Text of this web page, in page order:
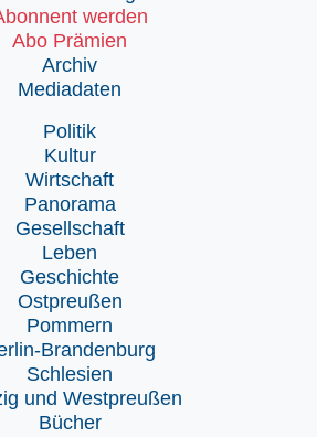
werden
Abo Prämien
Archiv
Mediadaten
Politik
Kultur
Wirtschaft
Panorama
Gesellschaft
Leben
Geschichte
Ostpreußen
Pommern
Brandenburg
Schlesien
und Westpreußen
Bücher